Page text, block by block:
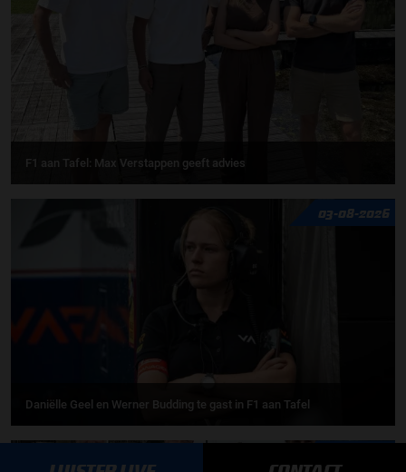
F1 aan Tafel: Max Verstappen geeft advies
03-08-2026
Daniëlle Geel en Werner Budding te gast in F1 aan Tafel